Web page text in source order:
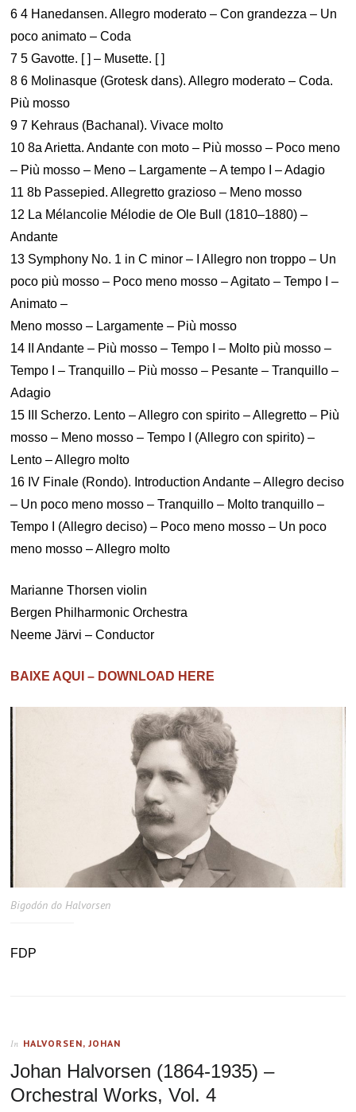
6 4 Hanedansen. Allegro moderato – Con grandezza – Un
poco animato – Coda
7 5 Gavotte. [ ] – Musette. [ ]
8 6 Molinasque (Grotesk dans). Allegro moderato – Coda.
Più mosso
9 7 Kehraus (Bachanal). Vivace molto
10 8a Arietta. Andante con moto – Più mosso – Poco meno
– Più mosso – Meno – Largamente – A tempo I – Adagio
11 8b Passepied. Allegretto grazioso – Meno mosso
12 La Mélancolie Mélodie de Ole Bull (1810–1880) –
Andante
13 Symphony No. 1 in C minor – I Allegro non troppo – Un
poco più mosso – Poco meno mosso – Agitato – Tempo I –
Animato –
Meno mosso – Largamente – Più mosso
14 II Andante – Più mosso – Tempo I – Molto più mosso –
Tempo I – Tranquillo – Più mosso – Pesante – Tranquillo –
Adagio
15 III Scherzo. Lento – Allegro con spirito – Allegretto – Più
mosso – Meno mosso – Tempo I (Allegro con spirito) –
Lento – Allegro molto
16 IV Finale (Rondo). Introduction Andante – Allegro deciso
– Un poco meno mosso – Tranquillo – Molto tranquillo –
Tempo I (Allegro deciso) – Poco meno mosso – Un poco
meno mosso – Allegro molto
Marianne Thorsen violin
Bergen Philharmonic Orchestra
Neeme Järvi – Conductor
BAIXE AQUI – DOWNLOAD HERE
Bigodón do Halvorsen
FDP
In HALVORSEN, JOHAN
Johan Halvorsen (1864-1935) –
Orchestral Works, Vol. 4